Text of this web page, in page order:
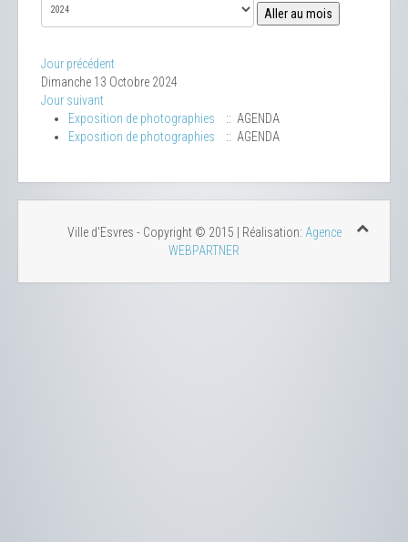
Aller au mois
Jour précédent
Dimanche 13 Octobre 2024
Jour suivant
Exposition de photographies
:: AGENDA
Exposition de photographies
:: AGENDA
Ville d'Esvres - Copyright © 2015 | Réalisation: Agence
WEBPARTNER